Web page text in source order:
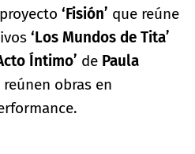
‘Fisión’ que reúne
‘Los Mundos de Tita’
Íntimo’ de Paula
obras en